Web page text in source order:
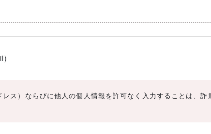
ス）ならびに他人の個人情報を許可なく入力することは、